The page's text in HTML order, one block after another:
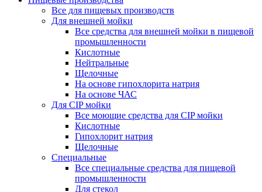
Все для пищевых производств
Для внешней мойки
Все средства для внешней мойки в пищевой
промышленности
Кислотные
Нейтральные
Щелочные
На основе гипохлорита натрия
На основе ЧАС
Для CIP мойки
Все моющие средства для CIP мойки
Кислотные
Гипохлорит натрия
Щелочные
Специальные
Все специальные средства для пищевой
промышленности
Для стекол